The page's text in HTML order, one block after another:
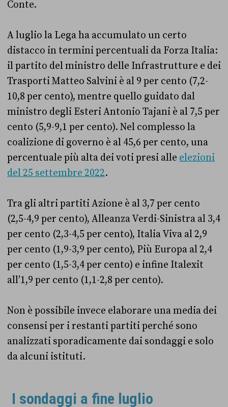
Conte.
A luglio la Lega ha accumulato un certo
distacco in termini percentuali da Forza Italia:
il partito del ministro delle Infrastrutture e dei
Trasporti Matteo Salvini è al 9 per cento (7,2-
10,8 per cento), mentre quello guidato dal
ministro degli Esteri Antonio Tajani è al 7,5 per
cento (5,9-9,1 per cento). Nel complesso la
coalizione di governo è al 45,6 per cento, una
percentuale più alta dei voti presi alle elezioni
del 25 settembre 2022.
Tra gli altri partiti Azione è al 3,7 per cento
(2,5-4,9 per cento), Alleanza Verdi-Sinistra al 3,4
per cento (2,3-4,5 per cento), Italia Viva al 2,9
per cento (1,9-3,9 per cento), Più Europa al 2,4
per cento (1,5-3,4 per cento) e infine Italexit
all’1,9 per cento (1,1-2,8 per cento).
Non è possibile invece elaborare una media dei
consensi per i restanti partiti perché sono
analizzati sporadicamente dai sondaggi e solo
da alcuni istituti.